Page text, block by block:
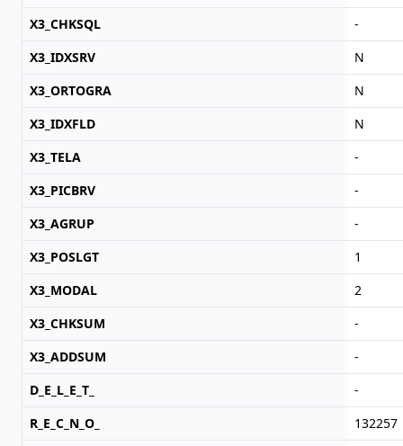
X3_CHKSQL
-
X3_IDXSRV
N
X3_ORTOGRA
N
X3_IDXFLD
N
X3_TELA
-
X3_PICBRV
-
X3_AGRUP
-
X3_POSLGT
1
X3_MODAL
2
X3_CHKSUM
-
X3_ADDSUM
-
D_E_L_E_T_
-
R_E_C_N_O_
132257